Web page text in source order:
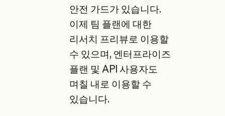
안전 가드가 있습니다.
이제 팀 플랜에 대한
리서치 프리뷰로 이용할
수 있으며, 엔터프라이즈
플랜 및 API 사용자도
며칠 내로 이용할 수
있습니다.